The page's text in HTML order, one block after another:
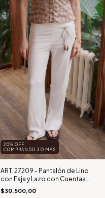
20% OFF
COMPRANDO 3 O MÁS
ART. 27209 - Pantalón de Lino
con Faja y Lazo con Cuentas
PHOEBE
$30.500,00